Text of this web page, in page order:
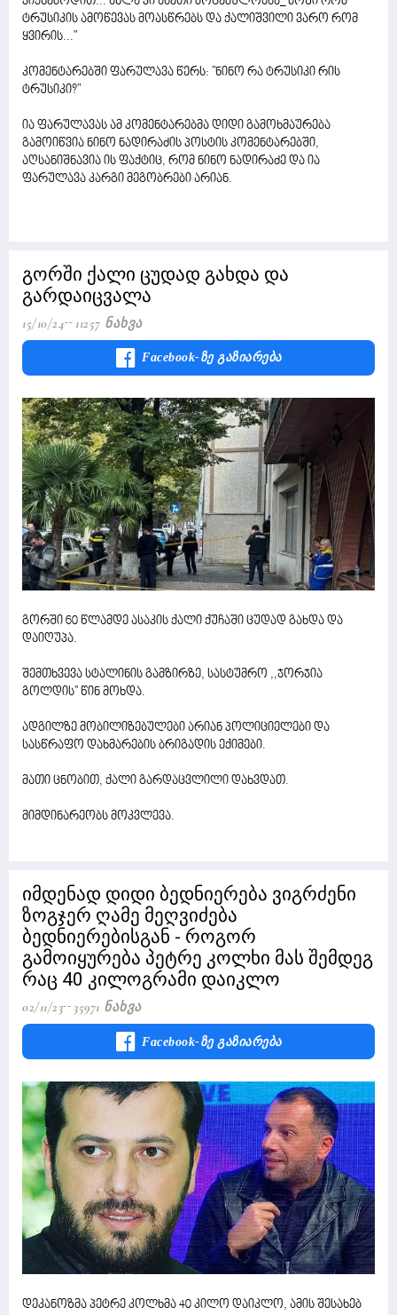
ტრუსიკის ამოწევას მოასწრებს და ქალიშვილი ვარო რომ
ყვირის..."
კომენტარებში ფარულავა წერს: "ნინო რა ტრუსიკი რის
ტრუსიკი?"
ია ფარულავას ამ კომენტარებმა დიდი გამოხმაურება
გამოიწვია ნინო ნადირაძის პოსტის კომენტარებში,
აღსანიშნავია ის ფაქტიც, რომ ნინო ნადირაძე და ია
ფარულავა კარგი მეგობრები არიან.
გორში ქალი ცუდად გახდა და
გარდაიცვალა
15/10/24 11257 Ნახვა
Facebook-Ზე Გაზიარება
გორში 60 წლამდე ასაკის ქალი ქუჩაში ცუდად გახდა და
დაიღუპა.
შემთხვევა სტალინის გამზირზე, სასტუმრო ,,ჯორჯია
გოლდის'' წინ მოხდა.
ადგილზე მობილიზებულები არიან პოლიციელები და
სასწრაფო დახმარების ბრიგადის ექიმები.
მათი ცნობით, ქალი გარდაცვლილი დახვდათ.
მიმდინარეობს მოკვლევა.
იმდენად დიდი ბედნიერება ვიგრძენი
ზოგჯერ ღამე მეღვიძება
ბედნიერებისგან - როგორ
გამოიყურება პეტრე კოლხი მას შემდეგ
რაც 40 კილოგრამი დაიკლო
02/11/23 35971 Ნახვა
Facebook-Ზე Გაზიარება
დეკანოზმა პეტრე კოლხმა 40 კილო დაიკლო, ამის შესახებ